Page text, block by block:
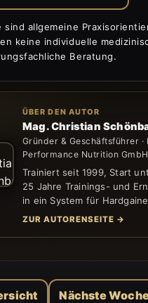
sind allgemeine
keine individuelle
Beratung.
ÜBER DEN AUTOR
Mag. Christian
Gründer & Geschäftsführer ·
Performance Nutrition GmbH
Trainiert seit 1999, Start
25 Jahre Trainings- und
in ein System für
ZUR AUTORENSEITE →
Nächste Woche